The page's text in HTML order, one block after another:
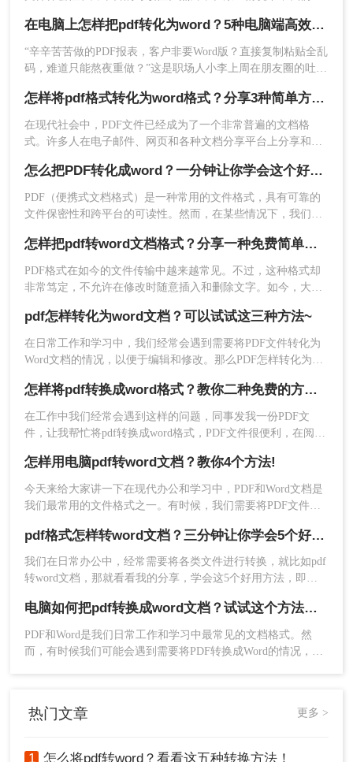
行修改和编辑。本文将介绍一种免费且简便的方法，帮助你在
电脑上将PDF文件转换为Word文档。
在电脑上怎样把pdf转化为word？5种电脑端高效转换法，职场人必藏！
“辛辛苦苦做的PDF报表，客户非要Word版？直接复制粘贴全乱
码，难道只能熬夜重做？”这是职场人小李上周在朋友圈的吐
怎样将pdf格式转化为word格式？分享3种简单方法！
在现代社会中，PDF文件已经成为了一个非常普遍的文档格
式。许多人在电子邮件、网页和各种文档分享平台上分享和传
将其转换为Word格式文件。那么怎样将pdf格式转化为word格
式呢？本文将针对这个需求，介绍一些将PDF格式文件转换为
Word格式文件的方法。
怎么把PDF转化成word？一分钟让你学会这个好用方法！
PDF（便携式文档格式）是一种常用的文件格式，具有可靠的
文件保密性和跨平台的可读性。然而，在某些情况下，我们可
行修改和编辑。本文将介绍一种免费且简便的方法，帮助你在
电脑怎么把PDF转化成word。
怎样把pdf转word文档格式？分享一种免费简单的转换方法！
PDF格式在如今的文件传输中越来越常见。不过，这种格式却
非常笃定，不允许在修改时随意插入和删除文字。如今，大多
样把pdf转word文档格式的操作方法，一起来看看这个免费方法
吧！
pdf怎样转化为word文档？可以试试这三种方法~
在日常工作和学习中，我们经常会遇到需要将PDF文件转化为
Word文档的情况，以便于编辑和修改。那么PDF怎样转化为
助您轻松实现格式转换。
怎样将pdf转换成word格式？教你二种免费的方法！
在工作中我们经常会遇到这样的问题，同事发我一份PDF文
件，让我帮忙将pdf转换成word格式，PDF文件很便利，在阅读
得转换成word文档，那么问题来了，怎样将pdf转换成word格
式？这类操作对工作经验丰富的人自然不在话下，但对于职场
新手来说，就让人很头疼了，学会这个将pdf转换成word格式方
法，再也不用担心不会转格式！下面就一起来了解一下吧。
怎样用电脑pdf转word文档？教你4个方法!
今天来给大家讲一下在现代办公和学习中，PDF和Word文档是
我们最常用的文件格式之一。有时候，我们需要将PDF文件中
换非常方便和高效，本文将详细介绍怎样用电脑pdf转word文档
方法。希望这篇文章能够帮助大家顺利完成转换任务，提高工
作效率。
pdf格式怎样转word文档？三分钟让你学会5个好用方法！
我们在日常办公中，经常需要将各类文件进行转换，就比如pdf
转word文档，那就看看我的分享，学会这5个好用方法，即使
电脑如何把pdf转换成word文档？试试这个方法吧！
PDF和Word是我们日常工作和学习中最常见的文档格式。然
而，有时候我们可能会遇到需要将PDF转换成Word的情况，这
热门文章 更多 >
1 怎么将pdf转word？看看这五种转换方法！